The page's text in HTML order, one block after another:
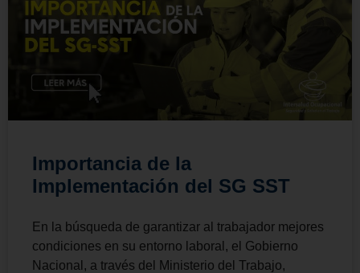
Importancia de la
Implementación del SG SST
En la búsqueda de garantizar al trabajador mejores
condiciones en su entorno laboral, el Gobierno
Nacional, a través del Ministerio del Trabajo,